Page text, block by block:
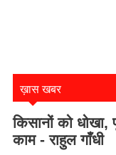
ख़ास खबर
किसानों को धोखा,
काम - राहुल गाँधी